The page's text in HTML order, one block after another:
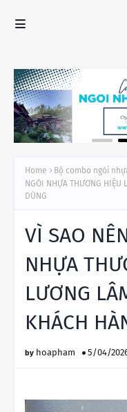
Home Bộ combo ngói
NGÓI NHỰA THƯƠNG HIỆU
DÙNG
VÌ SAO
NHỰA
LƯƠNG
KHÁCH
hoapham 5/04/